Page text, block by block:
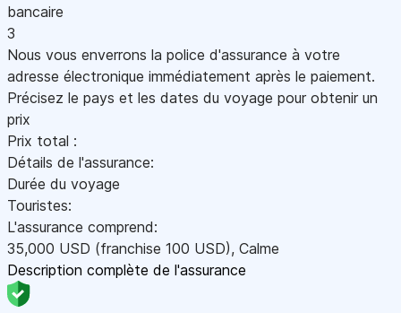
bancaire
3
Nous vous enverrons la police d'assurance à votre
adresse électronique immédiatement après le paiement.
Précisez le pays et les dates du voyage pour obtenir un
prix
Prix total :
Détails de l'assurance:
Durée du voyage
Touristes:
L'assurance comprend:
35,000 USD (franchise 100 USD), Calme
Description complète de l'assurance